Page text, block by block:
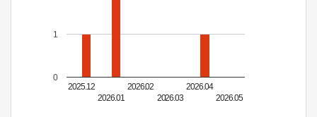
2025.12
2026.01
2026.02
2026.03
2026.04
2026.05
0
1